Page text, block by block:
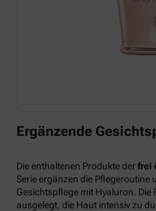
Ergänzende
Die enthaltenen Produkte derfrei
Serie ergänzen die Pflegeroutine
Gesichtspflege mit Hyaluron.
ausgelegt, die Haut intensiv zu